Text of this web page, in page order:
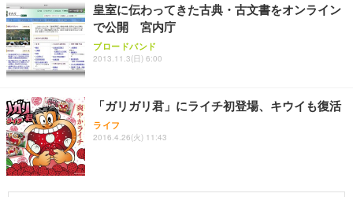
皇室に伝わってきた古典・古文書をオンライン
で公開 宮内庁
ブロードバンド
2013.11.3(日) 6:00
「ガリガリ君」にライチ初登場、キウイも復活
ライフ
2016.4.26(火) 11:43